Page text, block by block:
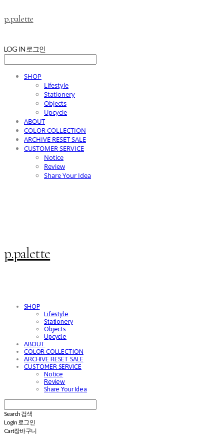
p.palette
LOG IN 로그인
SHOP
Lifestyle
Stationery
Objects
Upcycle
ABOUT
COLOR COLLECTION
ARCHIVE RESET SALE
CUSTOMER SERVICE
Notice
Review
Share Your Idea
p.palette
SHOP
Lifestyle
Stationery
Objects
Upcycle
ABOUT
COLOR COLLECTION
ARCHIVE RESET SALE
CUSTOMER SERVICE
Notice
Review
Share Your Idea
Search 검색
Log In 로그인
Cart장바구니